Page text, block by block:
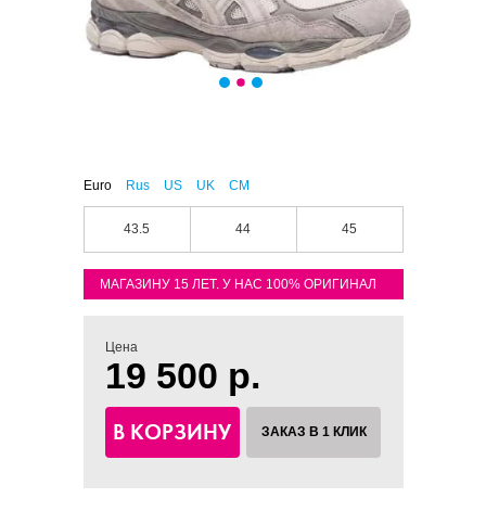
Euro Rus US UK CM
43.5 44 45
МАГАЗИНУ 15 ЛЕТ. У НАС 100% ОРИГИНАЛ
Цена
19 500 р.
В КОРЗИНУ ЗАКАЗ В 1 КЛИК